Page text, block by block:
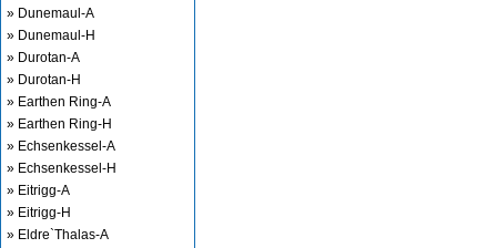
» Dunemaul-A
» Dunemaul-H
» Durotan-A
» Durotan-H
» Earthen Ring-A
» Earthen Ring-H
» Echsenkessel-A
» Echsenkessel-H
» Eitrigg-A
» Eitrigg-H
» Eldre`Thalas-A